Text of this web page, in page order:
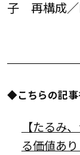
子 再構成
◆こちらの記事
【たるみ
る価値あ